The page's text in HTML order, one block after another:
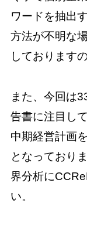
ワードを抽出
方法が不明な
しております
また、今回は
告書に注目し
中期経営計画
となっており
界分析に
い。